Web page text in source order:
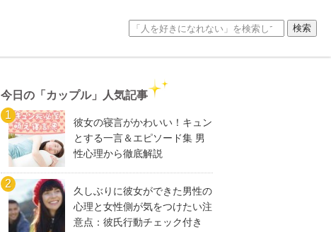
今日の「カップル」人気記事
彼女の寝言がかわいい！キュン
とする一言＆エピソード集 男
性心理から徹底解説
久しぶりに彼女ができた男性の
心理と女性側が気をつけたい注
意点：彼氏行動チェック付き